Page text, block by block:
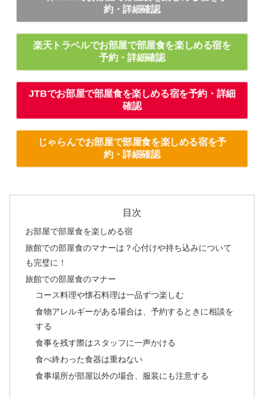
約・詳細確認
楽天トラベルでお部屋で部屋食を楽しめる宿を
予約・詳細確認
JTBでお部屋で部屋食を楽しめる宿を予約・詳細
確認
じゃらんでお部屋で部屋食を楽しめる宿を予
約・詳細確認
目次
お部屋で部屋食を楽しめる宿
旅館での部屋食のマナーは？心付けや持ち込みについて
も完璧に！
旅館での部屋食のマナー
コース料理や懐石料理は一品ずつ楽しむ
食物アレルギーがある場合は、予約するときに相談を
する
食事を残す際はスタッフに一声かける
食べ終わった食器は重ねない
食事場所が部屋以外の場合、服装にも注意する